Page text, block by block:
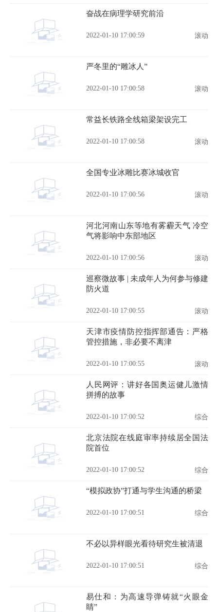
奋战在病理学研究前沿
2022-01-10 17:00:59 滚动
严冬里的“雕冰人”
2022-01-10 17:00:58 滚动
常益长铁路全线箱梁架设完工
2022-01-10 17:00:58 滚动
全国专业冰雕比赛冰城收官
2022-01-10 17:00:56 滚动
河北河南山东等地有雾霾天气 冷空
气将影响中东部地区
2022-01-10 17:00:56 滚动
巡察微故事 | 未成年人为何参与修建
防火道
2022-01-10 17:00:55 滚动
天津市疫情防控指挥部通告：严格
管控措施，非必要不离津
2022-01-10 17:00:55 滚动
人民网评：讲好各国奥运健儿激情
拼搏的故事
2022-01-10 17:00:52 综合
北京法院在线庭审率持续居全国法
院首位
2022-01-10 17:00:52 综合
“模拟政协”打通与学生沟通的桥梁
2022-01-10 17:00:51 综合
不必以异样眼光看待研究生被清退
2022-01-10 17:00:51 综合
易仕和：为高速导弹铸就“火眼金
睛”